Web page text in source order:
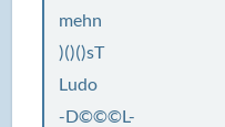
mehn
)()()sT
Ludo
-D©©©L-